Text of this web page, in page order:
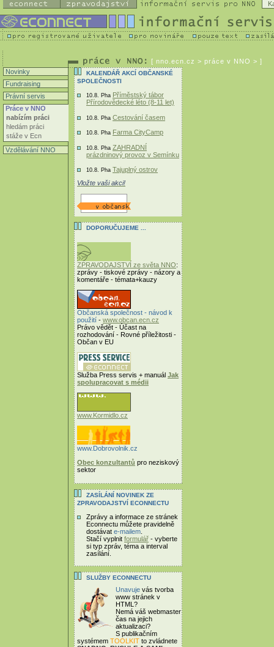
[ nno.ecn.cz > práce v NNO > ]
Novinky
Fundraising
Právní servis
Práce v NNO
nabízím práci
hledám práci
stáže v Ecn
Vzdělávání NNO
KALENDÁŘ AKCÍ OBČANSKÉ
SPOLEČNOSTI
10.8. Pha Příměstský tábor
Přírodovědecké léto (8-11 let)
10.8. Pha Cestování časem
10.8. Pha Farma CityCamp
10.8. Pha ZAHRADNÍ
prázdninový provoz v Semínku
10.8. Pha Tajuplný ostrov
Vložte vaši akci!
DOPORUČUJEME ...
ZPRAVODAJSTVÍ ze světa NNO:
zprávy - tiskové zprávy - názory a
komentáře - témata+kauzy
Občanská společnost - návod k
použití - www.obcan.ecn.cz
Právo vědět - Účast na
rozhodování - Rovné příležitosti -
Občan v EU
Služba Press servis + manuál Jak
spolupracovat s médii
www.Kormidlo.cz
www.Dobrovolnik.cz
Obec konzultantů pro neziskový
sektor
ZASÍLÁNÍ NOVINEK ZE
ZPRAVODAJSTVÍ ECONNECTU
Zprávy a informace ze stránek
Econnectu můžete pravidelně
dostávat e-mailem
Stačí vyplnit formulář - vyberte
si typ zpráv, téma a interval
zasílání.
SLUŽBY ECONNECTU
Unavuje vás tvorba
www stránek v
HTML?
Nemá váš webmaster
čas na jejich
aktualizaci?
S publikačním
systémem TOOLKIT to zvládnete